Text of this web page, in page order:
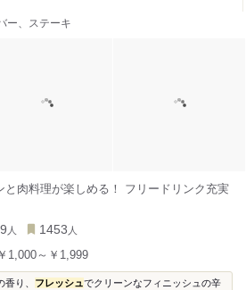
ー、ステーキ
と肉料理が楽しめる！ フリードリンク充実
人 1453 人
￥1,000～￥1,999
り、 フレッシュ でクリーンなフィニッシュの辛